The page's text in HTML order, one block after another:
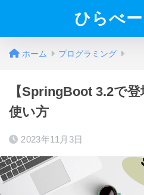
ひらべ
ホーム プログラミング
【SpringBoot 3.2で
使い方
2023年11月3日